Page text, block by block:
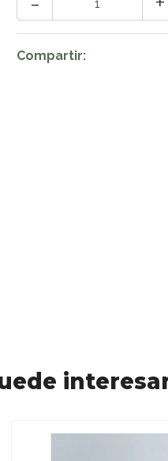
Compartir: